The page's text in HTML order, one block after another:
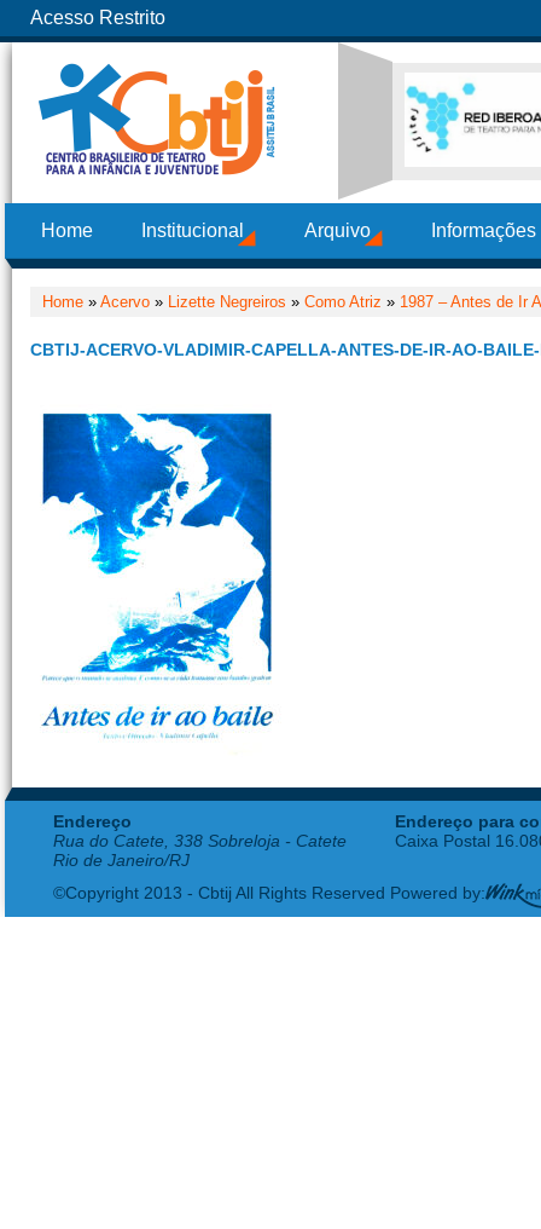
Acesso Restrito
Home Institucional Arquivo
Home » Acervo » Lizette Negreiros » Como Atriz » 1987 – Antes de Ir
CBTIJ-ACERVO-VLADIMIR-CAPELLA-ANTES-DE-IR-AO-
Endereço
Rua do Catete, 338 Sobreloja - Catete
Rio de Janeiro/RJ
Endereço para
Caixa Postal
©Copyright 2013 - Cbtij All Rights Reserved Powered by: